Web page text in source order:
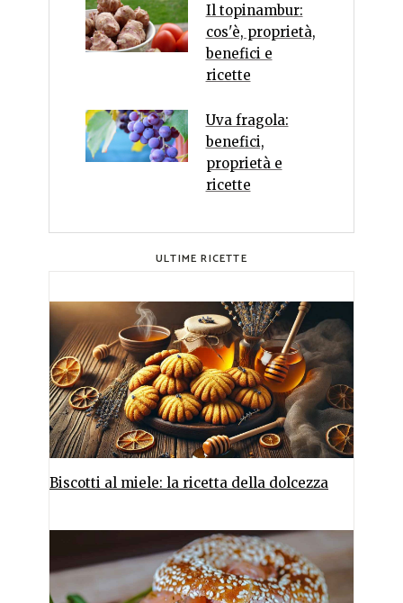
Il topinambur:
cos'è, proprietà,
benefici e
ricette
Uva fragola:
benefici,
proprietà e
ricette
ULTIME RICETTE
Biscotti al miele: la ricetta della dolcezza